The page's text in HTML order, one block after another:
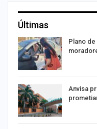
Últimas
Plano
Anvisa